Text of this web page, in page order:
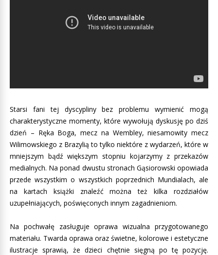
Starsi fani tej dyscypliny bez problemu wymienić mogą
charakterystyczne momenty, które wywołują dyskusję po dziś
dzień – Ręka Boga, mecz na Wembley, niesamowity mecz
Wilimowskiego z Brazylią to tylko niektóre z wydarzeń, które w
mniejszym bądź większym stopniu kojarzymy z przekazów
medialnych. Na ponad dwustu stronach Gąsiorowski opowiada
przede wszystkim o wszystkich poprzednich Mundialach, ale
na kartach książki znaleźć można też kilka rozdziałów
uzupełniających, poświęconych innym zagadnieniom.
Na pochwałę zasługuje oprawa wizualna przygotowanego
materiału. Twarda oprawa oraz świetne, kolorowe i estetyczne
ilustracje sprawią, że dzieci chętnie sięgną po tę pozycję.